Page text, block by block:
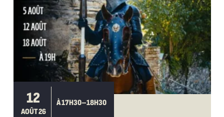
12
AOÛT 26
À 17H30–18H30